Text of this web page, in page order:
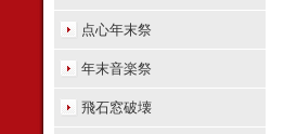
点心年末祭
年末音楽祭
飛石窓破壊